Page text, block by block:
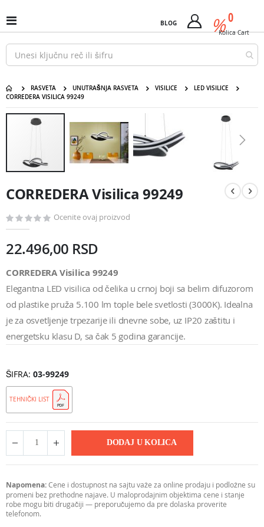
na
sadržaj
Uključi
/
isključi
Nav
BLOG %
Cart 0
Kolica Cart
RASVETA UNUTRAŠNJA RASVETA VISILICE
LED VISILICE
CORREDERA VISILICA 99249CORREDERA Visilica 99249
početak
galerije
CORREDERA Visilica 99249
Ocenite ovaj proizvod
22.496,00 RSD
CORREDERA Visilica 99249
Elegantna LED visilica od čelika u crnoj boji sa belim difuzorom
od plastike pruža 5.100 lm tople bele svetlosti (3000K). Idealna
je za osvetljenje trpezarije ili dnevne sobe, uz IP20 zaštitu i
energetsku klasu D, sa čak 5 godina garancije.
ŠIFRA 03-99249
TEHNIČKI LIST
DODAJ U KOLICA
Napomena:Cene i dostupnost na sajtu važe za online prodaju i podložne su
promeni bez prethodne najave. U maloprodajnim objektima cene i stanje
robe mogu biti drugačiji — preporučujemo da pre dolaska proverite
telefonom.